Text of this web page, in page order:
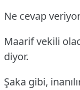
Ne cevap
Maarif vekili
diyor.
Şaka gibi,